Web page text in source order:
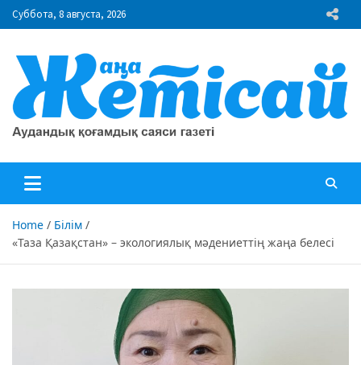
Skip
to
Суббота, 8 августа, 2026
"Жаңа Жетісай" газеті
Home
Білім
«Таза Қазақстан» – экологиялық мәдениеттің жаңа белесі